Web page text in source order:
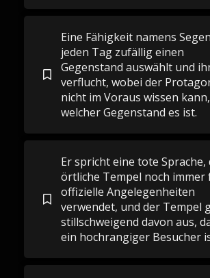
Eine Fähigkeit namens
jeden Tag zufällig einen
Gegenstand auswählt und
verflucht, wobei der
nicht im Voraus wissen kann,
welcher Gegenstand es ist.
Er spricht eine tote Sprache,
örtliche Tempel noch immer
offizielle Angelegenheiten
verwendet, und der Tempel
stillschweigend davon aus,
ein hochrangiger Besucher